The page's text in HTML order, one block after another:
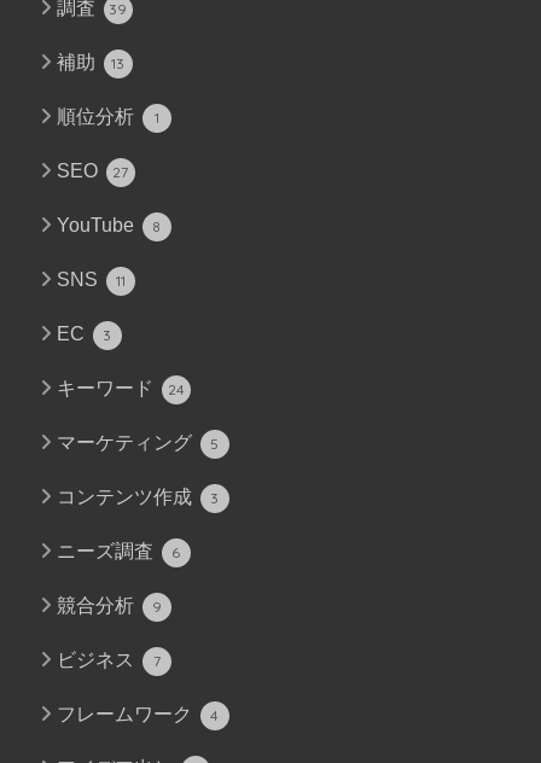
調査 39
補助 13
順位分析 1
SEO 27
YouTube 8
SNS 11
EC 3
キーワード 24
マーケティング 5
コンテンツ作成 3
ニーズ調査 6
競合分析 9
ビジネス 7
フレームワーク 4